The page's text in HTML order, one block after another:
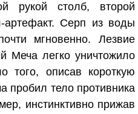
рукой столб, второй
артефакт. Серп из воды
мгновенно. Лезвие
Меча легко уничтожило
того, описав короткую
пробил тело противника
инстинктивно прижав